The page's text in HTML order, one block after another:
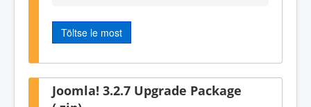
Töltse le most
Joomla! 3.2.7 Upgrade Package